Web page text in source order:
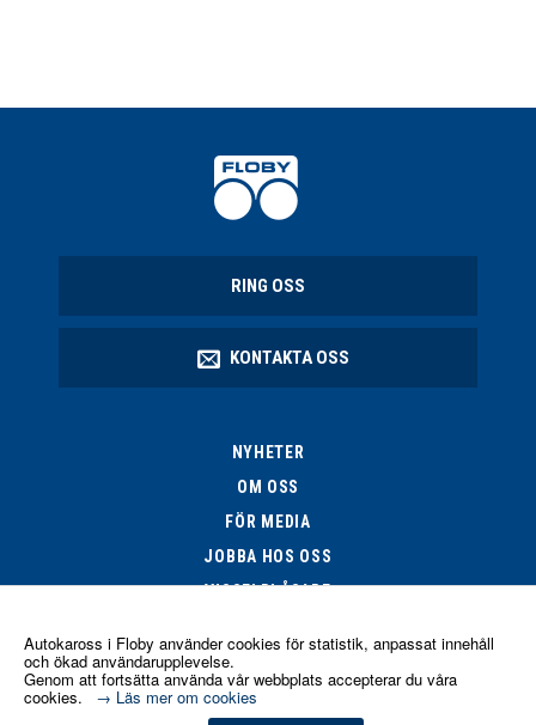
RING OSS
KONTAKTA OSS
NYHETER
OM OSS
FÖR MEDIA
JOBBA HOS OSS
VISSELBLÅSARE
Autokaross i Floby använder cookies för statistik, anpassat innehåll
och ökad användarupplevelse.
Genom att fortsätta använda vår webbplats accepterar du våra
cookies. → Läs mer om cookies